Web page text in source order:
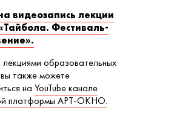
видеозапись лекции
Фестиваль-
образовательных
также можете
на YouTube канале
платформы АРТ-ОКНО.